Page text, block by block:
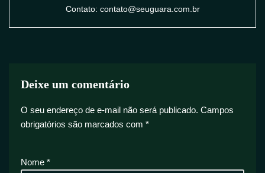
Contato: contato@seuguara.com.br
Deixe um comentário
O seu endereço de e-mail não será publicado. Campos
obrigatórios são marcados com *
Nome *